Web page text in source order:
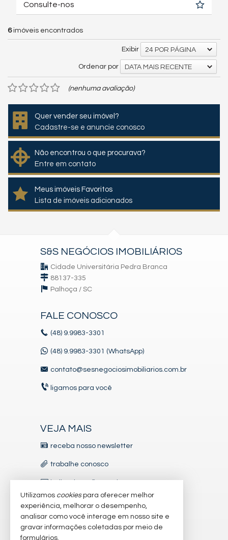
Consulte-nos
6imóveis encontrados
Exibir 24 POR PÁGINA
Ordenar por DATA MAIS RECENTE
(nenhuma avaliação)
Quer vender seu imóvel?
Cadastre-se e anuncie conosco
Não encontrou o que procurava?
Entre em contato
Meus imóveis Favoritos
Lista de imóveis adicionados
S&S NEGÓCIOS IMOBILIÁRIOS
Cidade Universitária Pedra Branca
88137-335
Palhoça / SC
FALE CONOSCO
(48) 9.9983-3301
(48) 9.9983-3301 (WhatsApp)
contato@sesnegociosimobiliarios.com.br
ligamos para você
VEJA MAIS
receba nosso newsletter
trabalhe conosco
indicadores financeiros
imóveis favoritos
mapa de imóveis
Utilizamos cookiespara oferecer melhor
experiência, melhorar o desempenho,
analisar como você interage em nosso site e
gravar informações coletadas por meio de
formulários.